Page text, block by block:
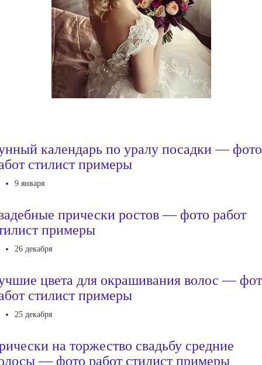
календарь по уралу посадки — фото
стилист примеры
9 января
прически ростов — фото работ
примеры
26 декабря
цвета для окрашивания волос —
стилист примеры
25 декабря
на торжество свадьбу средние
— фото работ стилист примеры